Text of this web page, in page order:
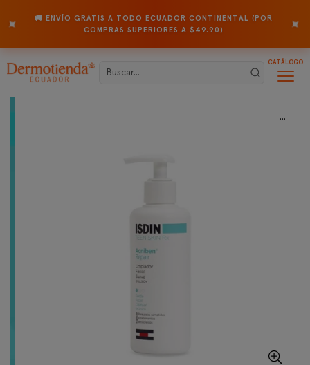
✦
🚚 ENVÍO GRATIS A TODO ECUADOR CONTINENTAL (POR
COMPRAS SUPERIORES A $49.90)
✦
CATÁLOGO
...